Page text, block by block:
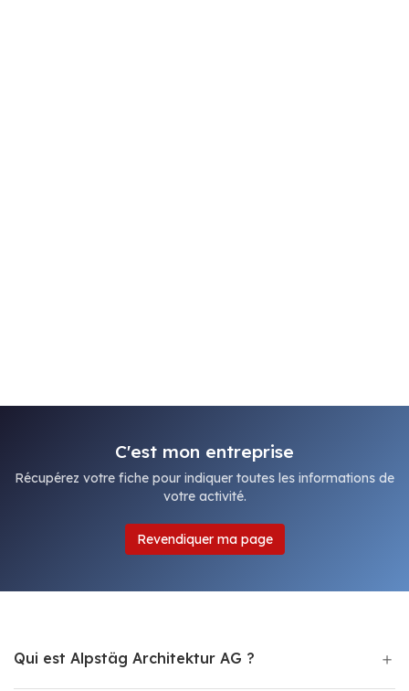
C'est mon entreprise
Récupérez votre fiche pour indiquer toutes les informations de
votre activité.
Revendiquer ma page
Qui est Alpstäg Architektur AG ?